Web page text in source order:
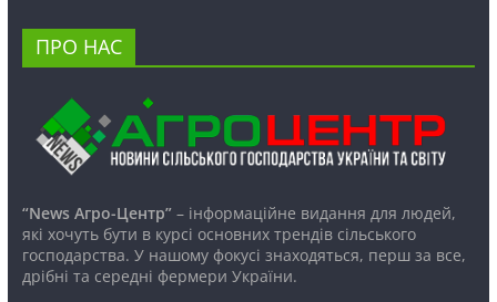
ПРО НАС
“News Агро-Центр”– інформаційне видання для людей,
які хочуть бути в курсі основних трендів сільського
господарства. У нашому фокусі знаходяться, перш за все,
дрібні та середні фермери України.